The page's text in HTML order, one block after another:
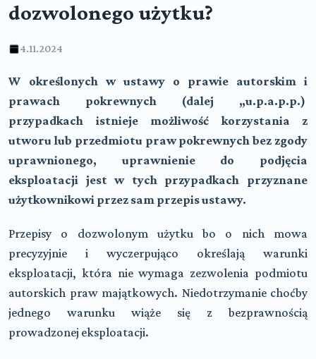
dozwolonego użytku?
4.11.2024
W określonych w ustawy o prawie autorskim i
prawach pokrewnych (dalej „u.p.a.p.p.)
przypadkach istnieje możliwość korzystania z
utworu lub przedmiotu praw pokrewnych bez zgody
uprawnionego, uprawnienie do podjęcia
eksploatacji jest w tych przypadkach przyznane
użytkownikowi przez sam przepis ustawy.
Przepisy o dozwolonym użytku bo o nich mowa
precyzyjnie i wyczerpująco określają warunki
eksploatacji, która nie wymaga zezwolenia podmiotu
autorskich praw majątkowych. Niedotrzymanie choćby
jednego warunku wiąże się z bezprawnością
prowadzonej eksploatacji.